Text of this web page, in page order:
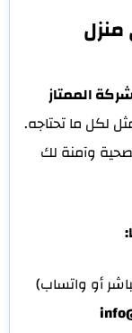
الممتاز
لكل ما تحتاجه.
صحية وآمنة لك
أو واتساب)